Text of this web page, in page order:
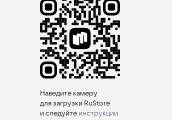
Наведите камеру
для загрузки RuStore
и следуйте инструкции